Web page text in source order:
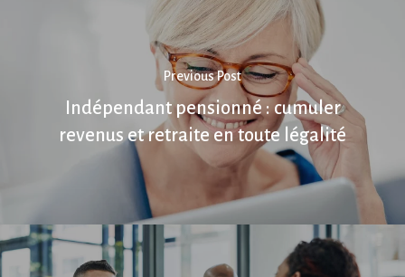
Previous Post
Indépendant pensionné : cumuler
revenus et retraite en toute légalité